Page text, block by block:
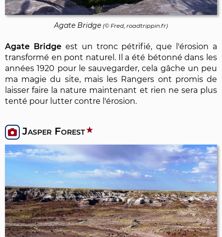
Agate Bridge (© Fred, roadtrippin.fr)
Agate Bridgeest un tronc pétrifié, que l'érosion a
transformé en pont naturel. Il a été bétonné dans les
années 1920 pour le sauvegarder, cela gâche un peu
ma magie du site, mais les Rangers ont promis de
laisser faire la nature maintenant et rien ne sera plus
tenté pour lutter contre l'érosion.
Jasper Forest